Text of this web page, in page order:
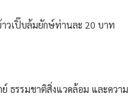
วเปิ๊บล้มยักษ์ท่านละ 20 บาท
ย์ ธรรมชาติสิ่งแวดล้อม และความ